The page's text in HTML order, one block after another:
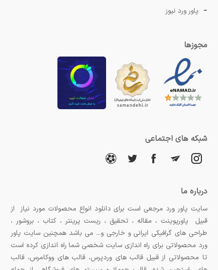
پاور ورد نیوز
مجوزها
شبکه های اجتماعی
درباره ما
سایت پاور ورد مرجعی است برای دانلود انواع محصولات مورد نیاز از
قبیل پاورپوینت ، مقاله ، تحقیق ، ریست پرینتر ، کتاب ، بروشور ،
طراحی های گرافیکی ایرانی و خارجی و... می باشد همچنین سایت پاور
ورد محصولاتی برای راه اندازی سایت شخصی شما راه اندازی کرده است
تا محصولاتی از قبیل قالب های وردپرس، قالب های ووکامرس، قالب